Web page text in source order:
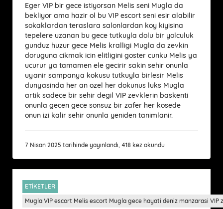
Eger VIP bir gece istiyorsan Melis seni Mugla da
bekliyor ama hazir ol bu VIP escort seni esir alabilir
sokaklardan teraslara salonlardan koy kiyisina
tepelere uzanan bu gece tutkuyla dolu bir yolculuk
gunduz huzur gece Melis kralligi Mugla da zevkin
doruguna cikmak icin elitligini goster cunku Melis ya
ucurur ya tamamen ele gecirir sakin sehir onunla
uyanir sampanya kokusu tutkuyla birlesir Melis
dunyasinda her an ozel her dokunus luks Mugla
artik sadece bir sehir degil VIP zevklerin baskenti
onunla gecen gece sonsuz bir zafer her kosede
onun izi kalir sehir onunla yeniden tanimlanir.
7 Nisan 2025 tarihinde yayınlandı, 418 kez okundu
ETİKETLER
Mugla VIP escort Melis escort Mugla gece hayati deniz manzarasi